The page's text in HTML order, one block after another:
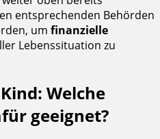
entsprechenden Behörden
um finanzielle
Lebenssituation zu
Welche
geeignet?